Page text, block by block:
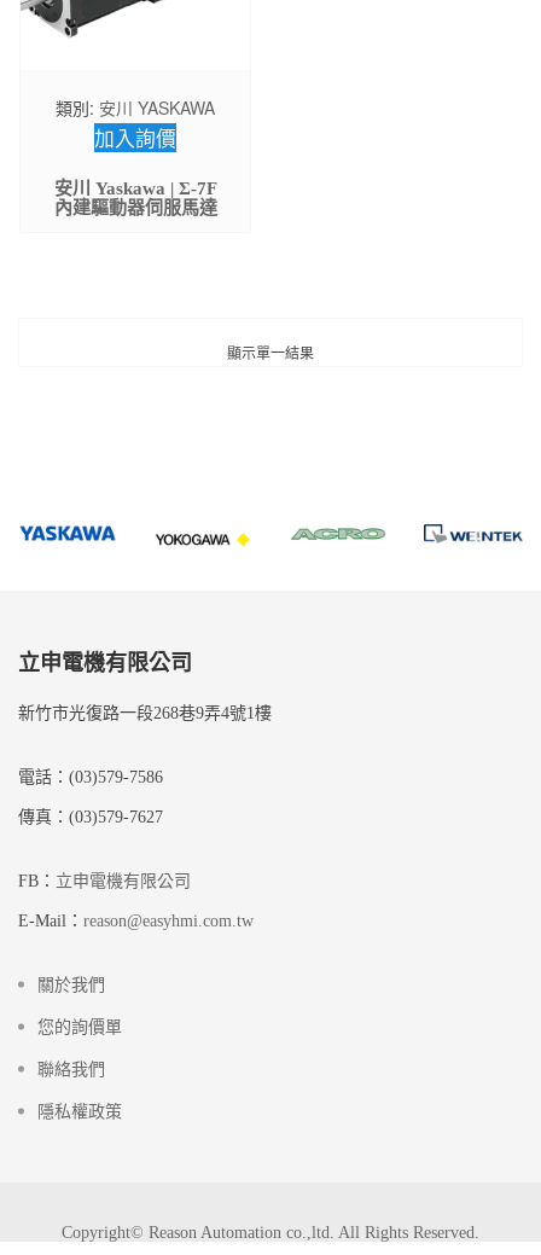
類別: 安川 YASKAWA
加入詢價
安川 Yaskawa | Σ-7F
內建驅動器伺服馬達
顯示單一結果
立申電機有限公司
新竹市光復路一段268巷9弄4號1樓
電話：(03)579-7586
傳真：(03)579-7627
FB： 立申電機有限公司
E-Mail： reason@easyhmi.com.tw
關於我們
您的詢價單
聯絡我們
隱私權政策
Copyright© Reason Automation co.,ltd. All Rights Reserved.